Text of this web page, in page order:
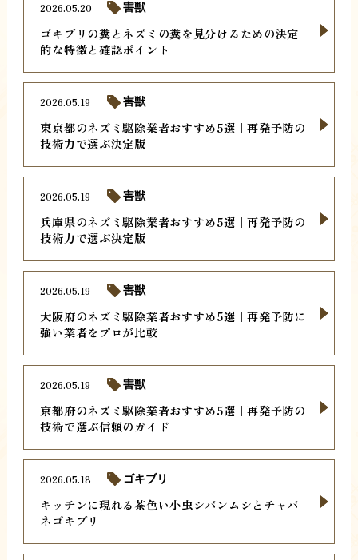
ゴキブリの糞とネズミの糞を見分けるための決定
的な特徴と確認ポイント
2026.05.20 害獣
東京都のネズミ駆除業者おすすめ5選｜再発予防の
技術力で選ぶ決定版
2026.05.19 害獣
兵庫県のネズミ駆除業者おすすめ5選｜再発予防の
技術力で選ぶ決定版
2026.05.19 害獣
大阪府のネズミ駆除業者おすすめ5選｜再発予防に
強い業者をプロが比較
2026.05.19 害獣
京都府のネズミ駆除業者おすすめ5選｜再発予防の
技術で選ぶ信頼のガイド
2026.05.19 害獣
キッチンに現れる茶色い小虫シバンムシとチャバ
ネゴキブリ
2026.05.18 ゴキブリ